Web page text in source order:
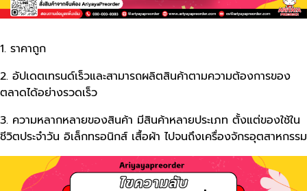
1. ราคาถูก
2. อัปเดตเทรนด์เร็วและสามารถผลิตสินค้าตามความต้องการของ
ตลาดได้อย่างรวดเร็ว
3. ความหลากหลายของสินค้า มีสินค้าหลายประเภท ตั้งแต่ของใช้ใน
ชีวิตประจำวัน อิเล็กทรอนิกส์ เสื้อผ้า ไปจนถึงเครื่องจักรอุตสาหกรรม